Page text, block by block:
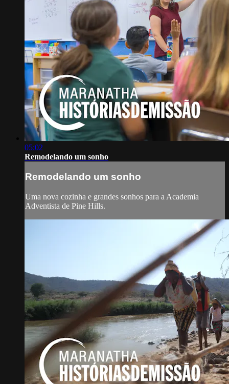
05:02
Remodelando um sonho
Remodelando um sonho
Uma nova cozinha e grandes sonhos para a Academia
Adventista de Pine Hills.